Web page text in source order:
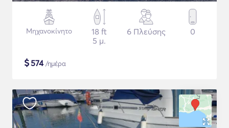
Μηχανοκίνητο
18 ft
5 μ.
6 Πλεύσης 0
$574/ημέρα